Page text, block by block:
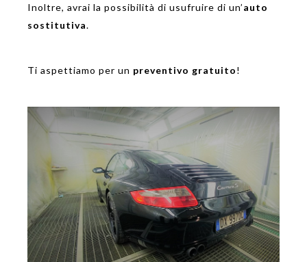
Inoltre, avrai la possibilità di usufruire di un’auto
sostitutiva.
Ti aspettiamo per un preventivo gratuito!